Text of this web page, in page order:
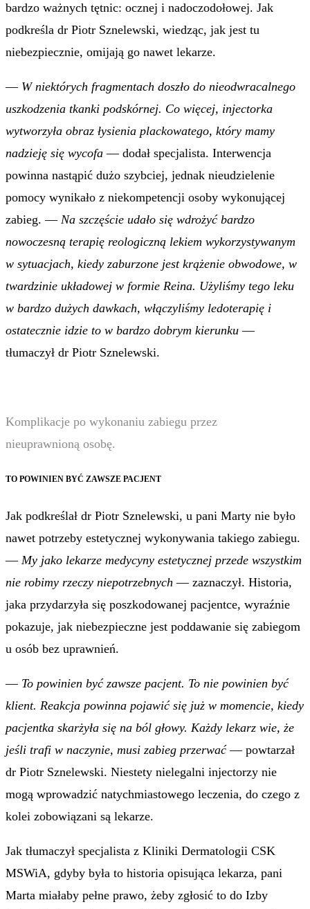
bardzo ważnych tętnic: ocznej i nadoczodołowej. Jak
podkreśla dr Piotr Sznelewski, wiedząc, jak jest tu
niebezpiecznie, omijają go nawet lekarze.
— W niektórych fragmentach doszło do nieodwracalnego
uszkodzenia tkanki podskórnej. Co więcej, injectorka
wytworzyła obraz łysienia plackowatego, który mamy
nadzieję się wycofa — dodał specjalista. Interwencja
powinna nastąpić dużo szybciej, jednak nieudzielenie
pomocy wynikało z niekompetencji osoby wykonującej
zabieg. — Na szczęście udało się wdrożyć bardzo
nowoczesną terapię reologiczną lekiem wykorzystywanym
w sytuacjach, kiedy zaburzone jest krążenie obwodowe, w
twardzinie układowej w formie Reina. Użyliśmy tego leku
w bardzo dużych dawkach, włączyliśmy ledoterapię i
ostatecznie idzie to w bardzo dobrym kierunku —
tłumaczył dr Piotr Sznelewski.
Komplikacje po wykonaniu zabiegu przez
nieuprawnioną osobę.
TO POWINIEN BYĆ ZAWSZE PACJENT
Jak podkreślał dr Piotr Sznelewski, u pani Marty nie było
nawet potrzeby estetycznej wykonywania takiego zabiegu.
— My jako lekarze medycyny estetycznej przede wszystkim
nie robimy rzeczy niepotrzebnych — zaznaczył. Historia,
jaka przydarzyła się poszkodowanej pacjentce, wyraźnie
pokazuje, jak niebezpieczne jest poddawanie się zabiegom
u osób bez uprawnień.
— To powinien być zawsze pacjent. To nie powinien być
klient. Reakcja powinna pojawić się już w momencie, kiedy
pacjentka skarżyła się na ból głowy. Każdy lekarz wie, że
jeśli trafi w naczynie, musi zabieg przerwać— powtarzał
dr Piotr Sznelewski. Niestety nielegalni injectorzy nie
mogą wprowadzić natychmiastowego leczenia, do czego z
kolei zobowiązani są lekarze.
Jak tłumaczył specjalista z Kliniki Dermatologii CSK
MSWiA, gdyby była to historia opisująca lekarza, pani
Marta miałaby pełne prawo, żeby zgłosić to do Izby